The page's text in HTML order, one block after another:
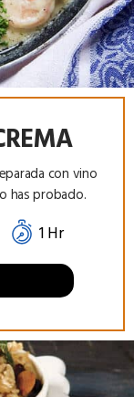
con vino
has probado.
1 Hr